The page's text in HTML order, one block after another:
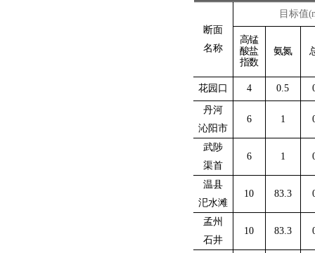
断面
名称
目标值
高锰
酸盐
指数
氨氮
花园口 4 0.5
丹河
沁阳市
6 1
武陟
渠首
6 1
温县
汜水滩
10 83.3
孟州
石井
10 83.3